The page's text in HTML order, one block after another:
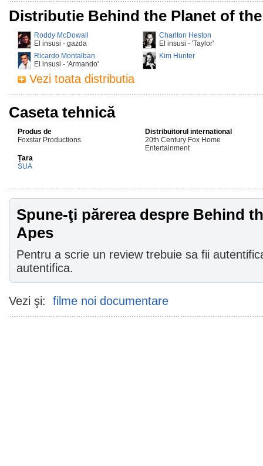
Distributie Behind the Planet of
Roddy McDowall
El insusi - gazda
Charlton Heston
El insusi - 'Taylor'
Ricardo Montalban
El insusi - 'Armando'
Kim Hunter
Vezi toata distributia
Caseta tehnică
Produs de
Foxstar Productions
Distribuitorul international
20th Century Fox Home
Entertainment
Țara
SUA
Spune-ţi părerea despre Behind
Apes
Pentru a scrie un review trebuie sa fii
autentifica.
Vezi şi: filme noi documentare